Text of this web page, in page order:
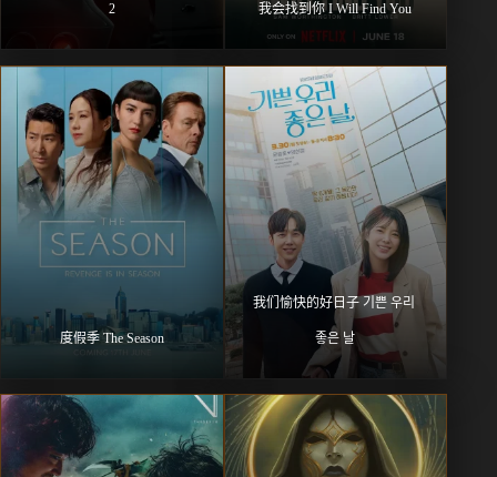
2 我会找到你 I Will Find You
度假季 The Season
我们愉快的好日子 기쁜 우리
좋은 날